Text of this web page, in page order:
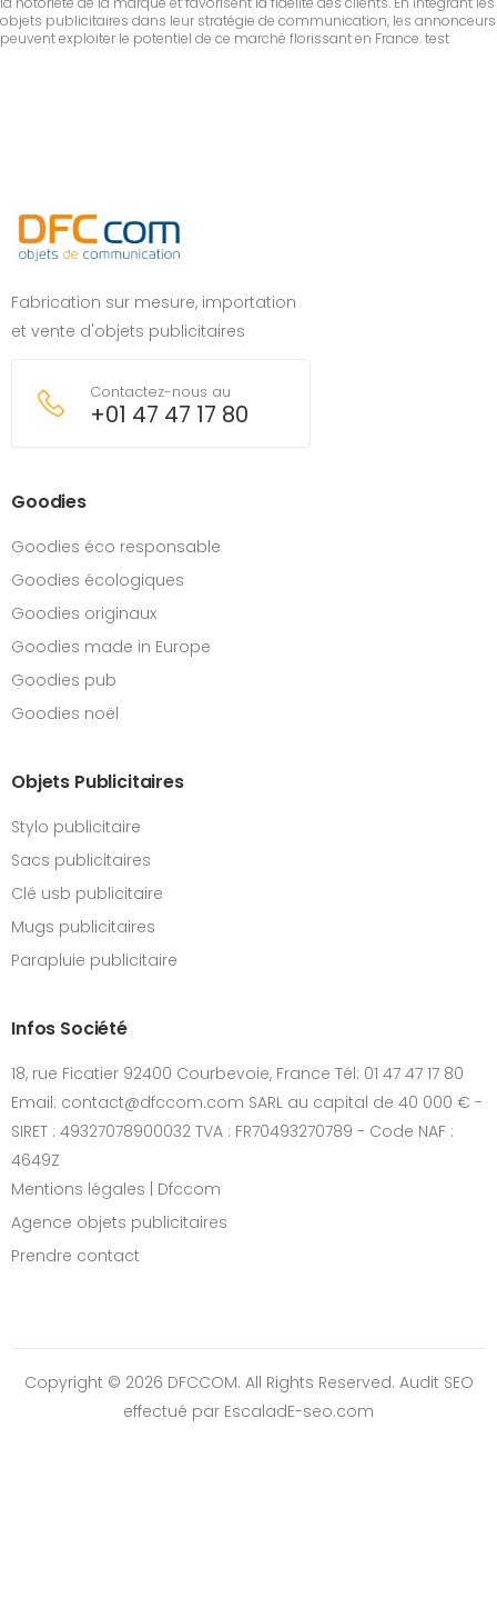
objets publicitaires dans leur stratégie de communication, les annonceurs
peuvent exploiter le potentiel de ce marché florissant en France. test
Fabrication sur mesure, importation
et vente d'objets publicitaires
Contactez-nous au
+01 47 47 17 80
Goodies
Goodies éco responsable
Goodies écologiques
Goodies originaux
Goodies made in Europe
Goodies pub
Goodies noël
Objets Publicitaires
Stylo publicitaire
Sacs publicitaires
Clé usb publicitaire
Mugs publicitaires
Parapluie publicitaire
Infos Société
18, rue Ficatier 92400 Courbevoie, France Tél: 01 47 47 17 80
Email: contact@dfccom.com SARL au capital de 40 000 € -
SIRET : 49327078900032 TVA : FR70493270789 - Code NAF :
4649Z
Mentions légales | Dfccom
Agence objets publicitaires
Prendre contact
Copyright © 2026 DFCCOM. All Rights Reserved. Audit SEO
effectué par EscaladE-seo.com